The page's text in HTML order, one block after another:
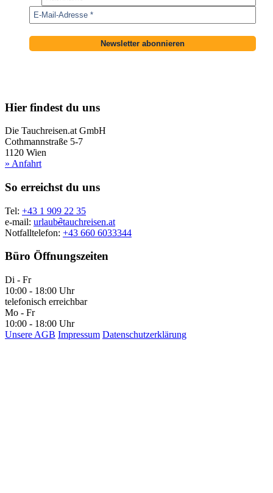
Hier findest du uns
Die Tauchreisen.at GmbH
Cothmannstraße 5-7
1120 Wien
» Anfahrt
So erreichst du uns
Tel: +43 1 909 22 35
e-mail: urlaub∂tauchreisen.at
Notfalltelefon: +43 660 6033344
Büro Öffnungszeiten
Di - Fr
10:00 - 18:00 Uhr
telefonisch erreichbar
Mo - Fr
10:00 - 18:00 Uhr
Unsere AGB Impressum Datenschutzerklärung